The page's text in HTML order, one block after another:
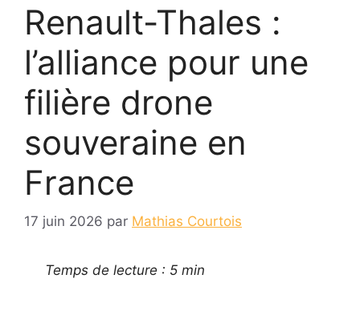
Renault-Thales :
l’alliance pour une
filière drone
souveraine en
France
17 juin 2026 par Mathias Courtois
Temps de lecture : 5 min